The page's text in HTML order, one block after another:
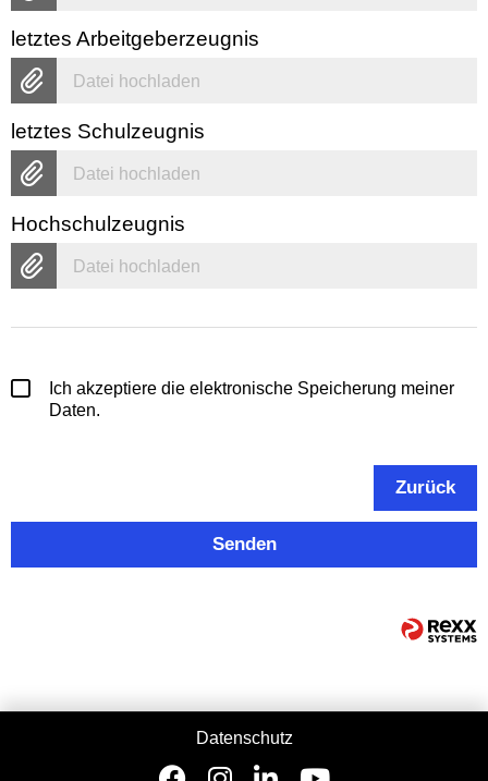
letztes Arbeitgeberzeugnis
Datei hochladen
letztes Schulzeugnis
Datei hochladen
Hochschulzeugnis
Datei hochladen
Ich akzeptiere die elektronische Speicherung meiner
Daten.
Zurück
Senden
Datenschutz